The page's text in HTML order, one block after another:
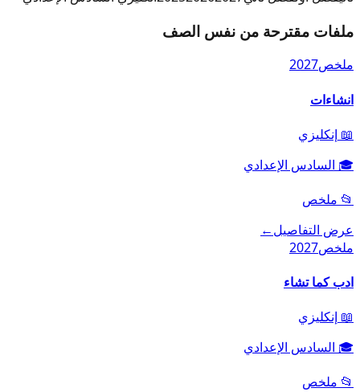
ملفات مقترحة من نفس الصف
ملخص2027
انشاءات
📖 إنكليزي
🎓 السادس الإعدادي
📂 ملخص
عرض التفاصيل←
ملخص2027
ادب كما تشاء
📖 إنكليزي
🎓 السادس الإعدادي
📂 ملخص